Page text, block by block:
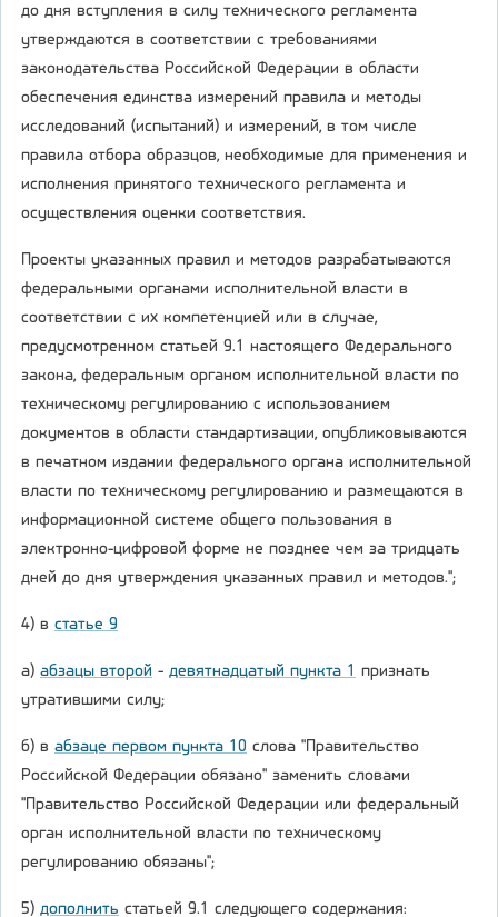
до дня вступления в силу технического регламента
утверждаются в соответствии с требованиями
законодательства Российской Федерации в области
обеспечения единства измерений правила и методы
исследований (испытаний) и измерений, в том числе
правила отбора образцов, необходимые для применения и
исполнения принятого технического регламента и
осуществления оценки соответствия.
Проекты указанных правил и методов разрабатываются
федеральными органами исполнительной власти в
соответствии с их компетенцией или в случае,
предусмотренном статьей 9.1 настоящего Федерального
закона, федеральным органом исполнительной власти по
техническому регулированию с использованием
документов в области стандартизации, опубликовываются
в печатном издании федерального органа исполнительной
власти по техническому регулированию и размещаются в
информационной системе общего пользования в
электронно-цифровой форме не позднее чем за тридцать
дней до дня утверждения указанных правил и методов.";
4) в статье 9
а) абзацы второй - девятнадцатый пункта 1 признать
утратившими силу;
б) в абзаце первом пункта 10 слова "Правительство
Российской Федерации обязано" заменить словами
"Правительство Российской Федерации или федеральный
орган исполнительной власти по техническому
регулированию обязаны";
5) дополнить статьей 9.1 следующего содержания: